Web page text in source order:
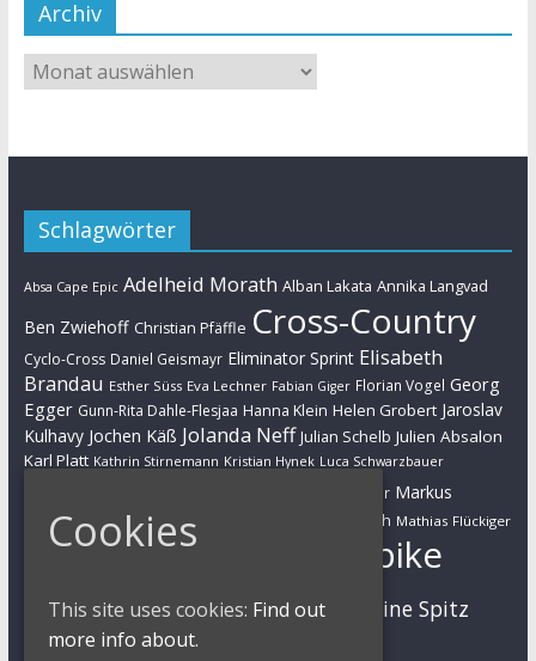
Archiv
Schlagwörter
Absa Cape Epic Adelheid Morath Alban Lakata Annika Langvad
Ben Zwiehoff Christian Pfäffle Cross-Country
Cyclo-Cross Daniel Geismayr Eliminator Sprint Elisabeth
Brandau Esther Süss Eva Lechner Fabian Giger Florian Vogel Georg
Egger Gunn-Rita Dahle-Flesjaa Hanna Klein Helen Grobert Jaroslav
Kulhavy Jochen Käß Jolanda Neff Julian Schelb Julien Absalon
Karl Platt Kathrin Stirnemann Kristian Hynek Luca Schwarzbauer
Markus Bauer Markus
Kaufmann
Markus Schulte-Lünzum Martin Gluth Mathias Flückiger
Mountainbike
MTB Nadine Rieder Nino Schurter Sabine Spitz
Simon Stiebjahn UCI
Cookies
This site uses cookies: Find out
more info about.